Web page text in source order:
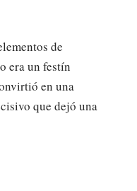
de
era un festín
en una
que dejó una